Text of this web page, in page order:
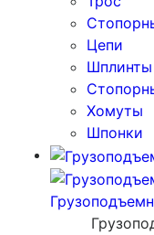
Цепи
Шплинты
Хомуты
Шпонки